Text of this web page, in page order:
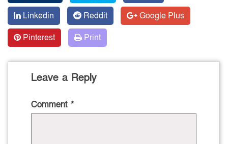
Linkedin
Reddit
Google Plus
Pinterest
Print
Leave a Reply
Comment *